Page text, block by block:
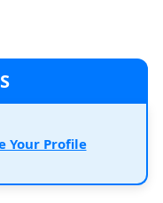
Your Profile